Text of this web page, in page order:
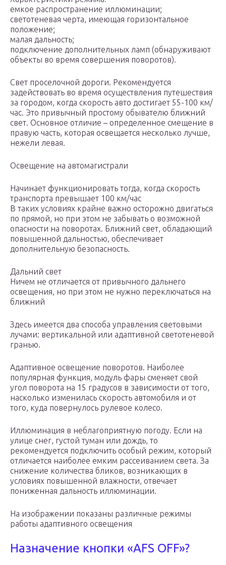
емкое распространение иллюминации;
светотеневая черта, имеющая горизонтальное
положение;
малая дальность;
подключение дополнительных ламп (обнаруживают
объекты во время совершения поворотов).
Свет проселочной дороги. Рекомендуется
задействовать во время осуществления путешествия
за городом, когда скорость авто достигает 55-100 км/
час. Это привычный простому обывателю ближний
свет. Основное отличие – определенное смещение в
правую часть, которая освещается несколько лучше,
нежели левая.
Освещение на автомагистрали
Начинает функционировать тогда, когда скорость
транспорта превышает 100 км/час
В таких условиях крайне важно осторожно двигаться
по прямой, но при этом не забывать о возможной
опасности на поворотах. Ближний свет, обладающий
повышенной дальностью, обеспечивает
дополнительную безопасность.
Дальний свет
Ничем не отличается от привычного дальнего
освещения, но при этом не нужно переключаться на
ближний
Здесь имеется два способа управления световыми
лучами: вертикальной или адаптивной светотеневой
гранью.
Адаптивное освещение поворотов. Наиболее
популярная функция, модуль фары сменяет свой
угол поворота на 15 градусов в зависимости от того,
насколько изменилась скорость автомобиля и от
того, куда повернулось рулевое колесо.
Иллюминация в неблагоприятную погоду. Если на
улице снег, густой туман или дождь, то
рекомендуется подключить особый режим, который
отличается наиболее емким рассеиванием света. За
снижение количества бликов, возникающих в
условиях повышенной влажности, отвечает
пониженная дальность иллюминации.
На изображении показаны различные режимы
работы адаптивного освещения
Назначение кнопки «AFS OFF»?